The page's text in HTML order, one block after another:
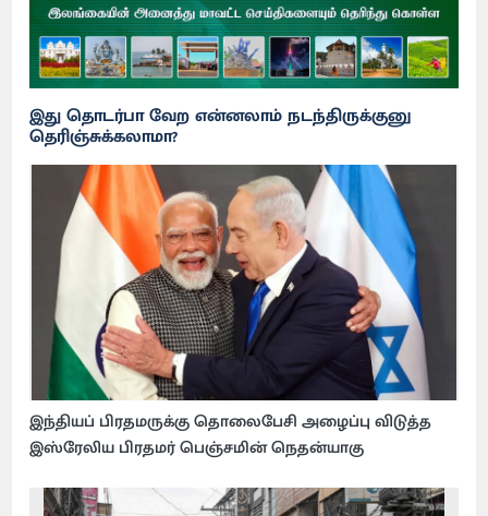
இது தொடர்பா வேற என்னலாம் நடந்திருக்குனு
தெரிஞ்சுக்கலாமா?
இந்தியப் பிரதமருக்கு தொலைபேசி அழைப்பு விடுத்த
இஸ்ரேலிய பிரதமர் பெஞ்சமின் நெதன்யாகு